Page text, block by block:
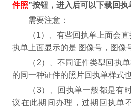
件照”按钮，进入后可以下载回执
需要注意：
（1）、有些回执单上面会
执单上面显示的是 图像号，图像
（2）、不同证件类型回执
的同一种证件的照片回执单样式
（3）、回执单一般都是有
议在此期间办理，过期回执单